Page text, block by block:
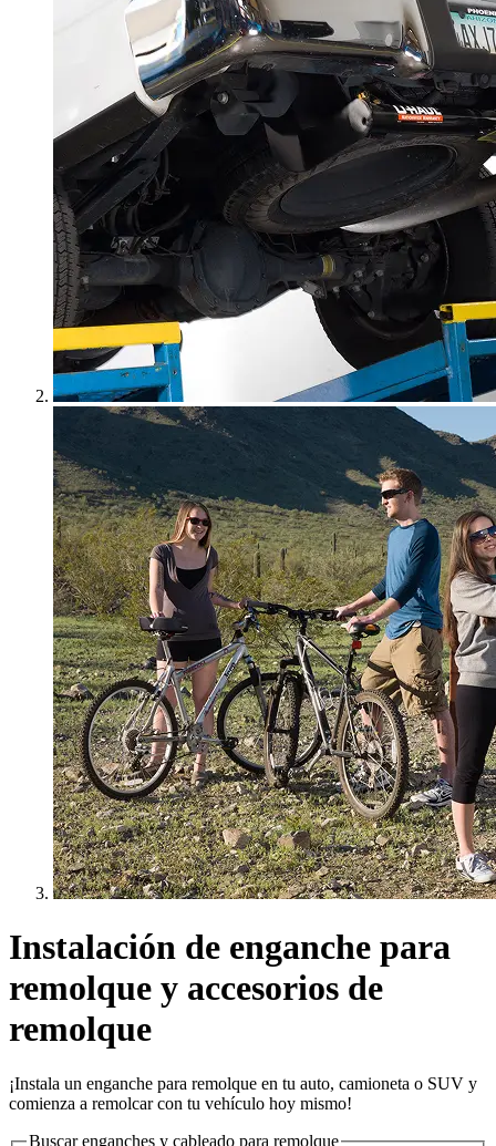
Instalación de enganche para
remolque y accesorios de
remolque
¡Instala un enganche para remolque en tu auto, camioneta o SUV y
comienza a remolcar con tu vehículo hoy mismo!
Buscar enganches y cableado para remolque